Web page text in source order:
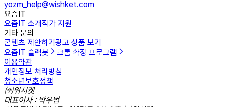
yozm_help@wishket.com
요즘IT
요즘IT 소개작가 지원
기타 문의
콘텐츠 제안하기 광고 상품 보기
요즘IT 슬랙봇
크롬 확장 프로그램
이용약관
개인정보 처리방침
청소년보호정책
㈜위시켓
대표이사 : 박우범